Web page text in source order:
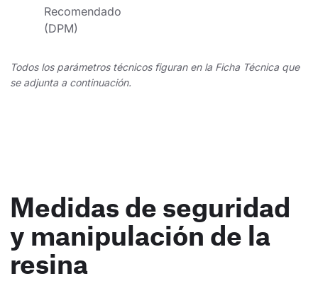
Recomendado
(DPM)
Todos los parámetros técnicos figuran en la Ficha Técnica que
se adjunta a continuación.
Medidas de seguridad
y manipulación de la
resina